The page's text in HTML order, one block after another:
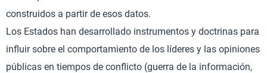
construidos a partir de esos datos.
Los Estados han desarrollado instrumentos y doctrinas para
influir sobre el comportamiento de los líderes y las opiniones
públicas en tiempos de conflicto (guerra de la información,